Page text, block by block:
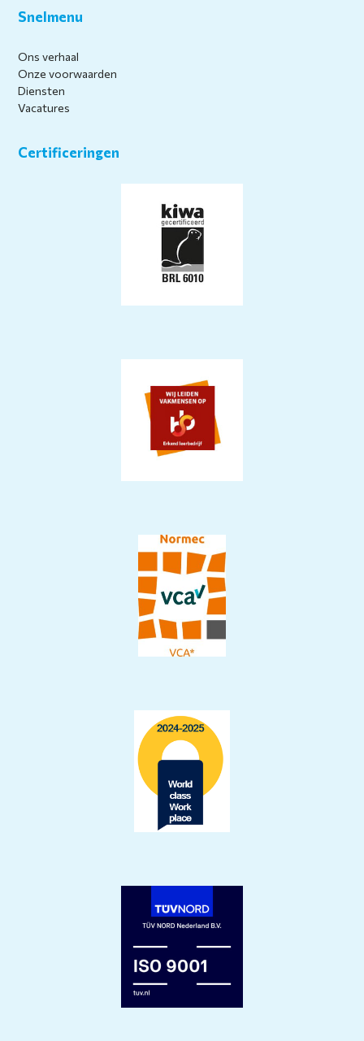
Snelmenu
Ons verhaal
Onze voorwaarden
Diensten
Vacatures
Certificeringen